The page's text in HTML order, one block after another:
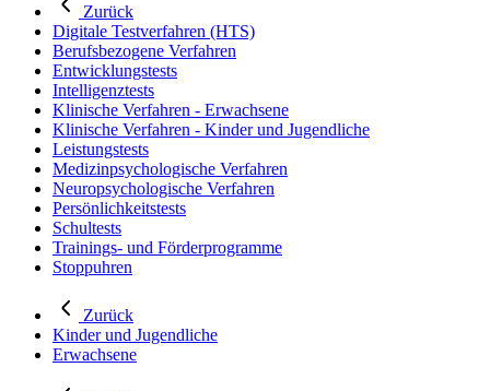
Zurück
Digitale Testverfahren (HTS)
Berufsbezogene Verfahren
Entwicklungstests
Intelligenztests
Klinische Verfahren - Erwachsene
Klinische Verfahren - Kinder und Jugendliche
Leistungstests
Medizinpsychologische Verfahren
Neuropsychologische Verfahren
Persönlichkeitstests
Schultests
Trainings- und Förderprogramme
Stoppuhren
Zurück
Kinder und Jugendliche
Erwachsene